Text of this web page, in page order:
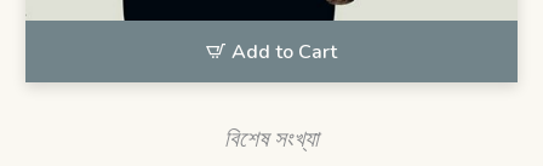
Add to Cart
বিশেষ সংখ্যা